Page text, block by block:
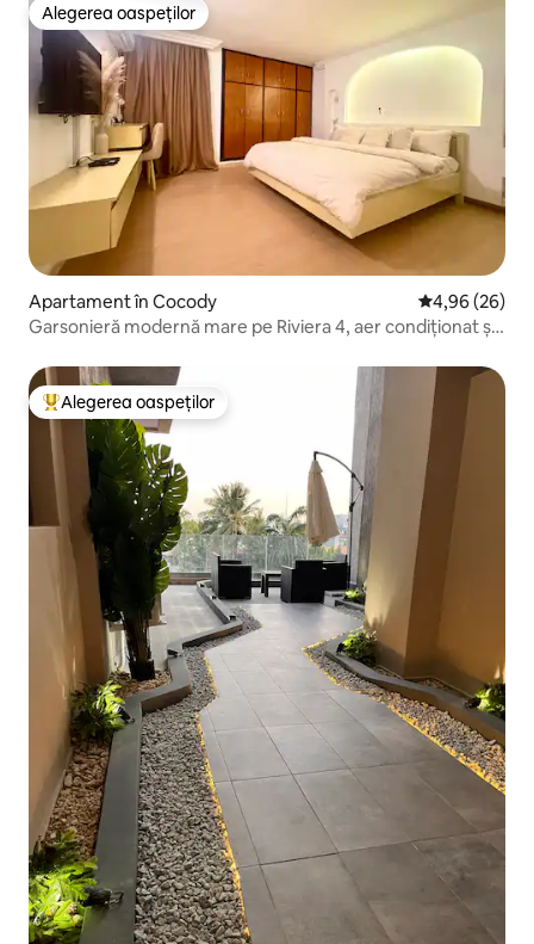
Alegerea oaspeților
Alegerea oaspeților
Apartament în Cocody Scor mediu
4,96 (26)
Garsonieră modernă mare pe Riviera 4, aer condiționat și
Locuință din topul categoriei Alegerea oaspeților
Alegerea oaspeților